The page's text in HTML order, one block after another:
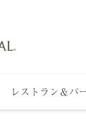
レストラン＆バ